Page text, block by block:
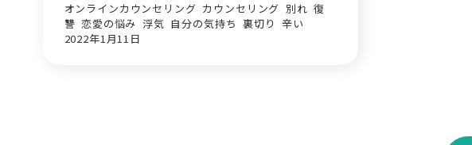
オンラインカウンセリング カウンセリング 別れ 復
讐 恋愛の悩み 浮気 自分の気持ち 裏切り 辛い
2022年1月11日